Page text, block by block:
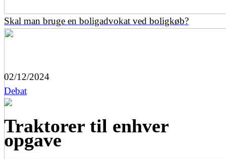
Skal man bruge en boligadvokat ved boligkøb?
02/12/2024
Debat
Traktorer til enhver
opgave